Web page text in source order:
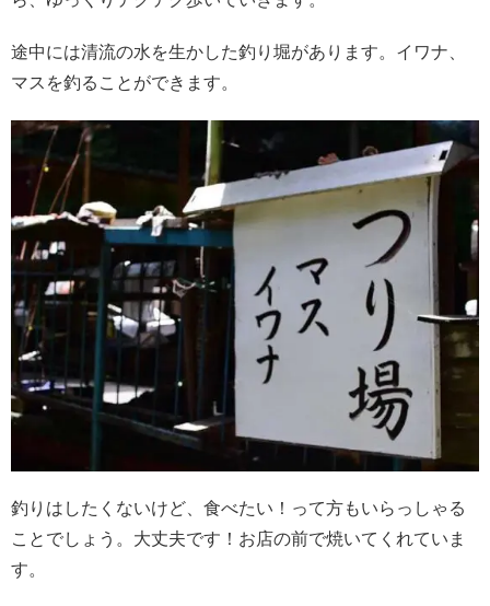
途中には清流の水を生かした釣り堀があります。イワナ、
マスを釣ることができます。
釣りはしたくないけど、食べたい！って方もいらっしゃる
ことでしょう。大丈夫です！お店の前で焼いてくれていま
す。